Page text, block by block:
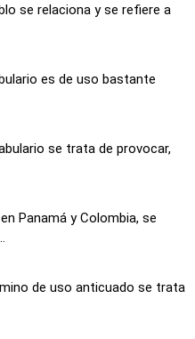
se relaciona y se refiere a
es de uso bastante
se trata de provocar,
Panamá y Colombia, se
de uso anticuado se trata